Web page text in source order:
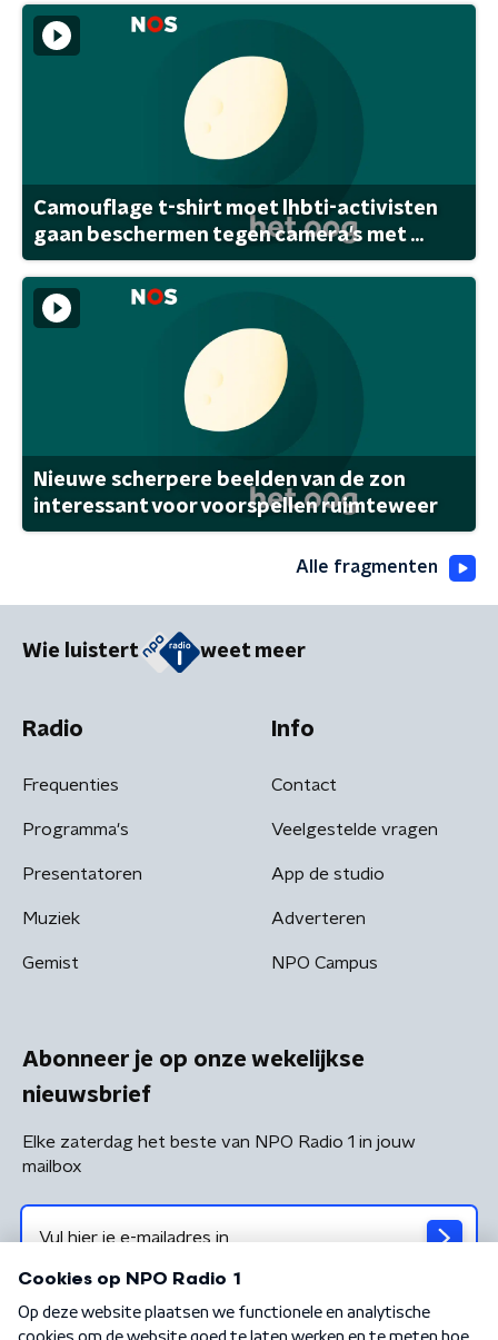
Camouflage t-shirt moet lhbti-activisten
gaan beschermen tegen camera's met ...
Nieuwe scherpere beelden van de zon
interessant voor voorspellen ruimteweer
Alle fragmenten
Wie luistert weet meer
Radio
Frequenties
Programma's
Presentatoren
Muziek
Gemist
Info
Contact
Veelgestelde vragen
App de studio
Adverteren
NPO Campus
Abonneer je op onze wekelijkse
nieuwsbrief
Elke zaterdag het beste van NPO Radio 1 in jouw
mailbox